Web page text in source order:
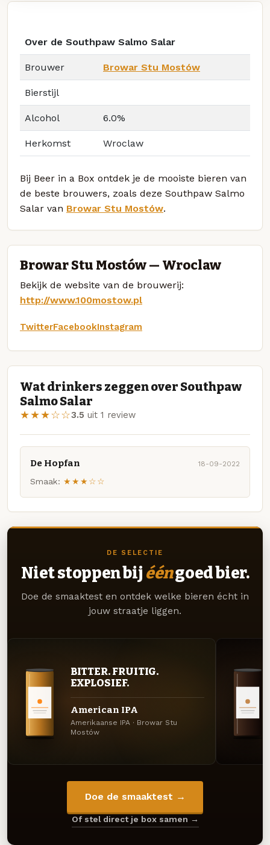
Over de Southpaw Salmo Salar
Brouwer Browar Stu Mostów
Bierstijl
Alcohol 6.0%
Herkomst Wroclaw
Bij Beer in a Box ontdek je de mooiste bieren van
de beste brouwers, zoals deze Southpaw Salmo
Salar van Browar Stu Mostów.
Browar Stu Mostów — Wroclaw
Bekijk de website van de brouwerij:
http://www.100mostow.pl
TwitterFacebookInstagram
Wat drinkers zeggen over Southpaw
Salmo Salar
★★★☆☆3.5 uit 1 review
De Hopfan 18-09-2022
Smaak: ★★★☆☆
DE SELECTIE
Niet stoppen bij ééngoed bier.
Doe de smaaktest en ontdek welke bieren écht in
jouw straatje liggen.
BITTER. FRUITIG.
EXPLOSIEF.
American IPA
Amerikaanse IPA · Browar Stu
Mostów
Doe de smaaktest →
Of stel direct je box samen →